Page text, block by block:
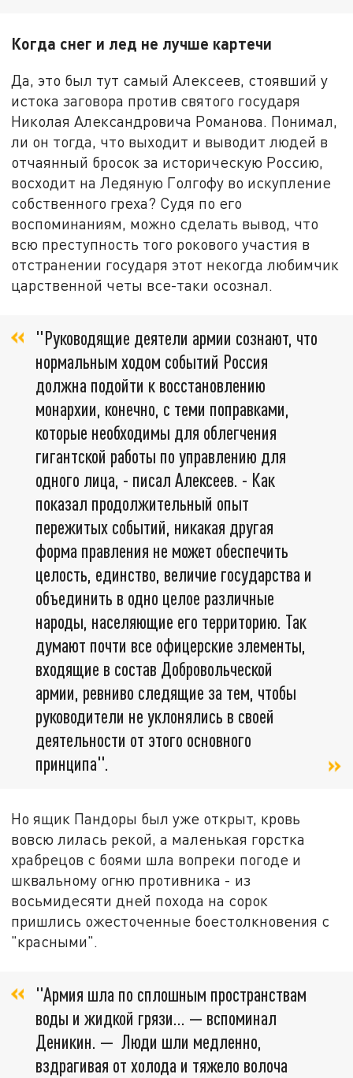
Когда снег и лед не лучше картечи
Да, это был тут самый Алексеев, стоявший у
истока заговора против святого государя
Николая Александровича Романова. Понимал,
ли он тогда, что выходит и выводит людей в
отчаянный бросок за историческую Россию,
восходит на Ледяную Голгофу во искупление
собственного греха? Судя по его
воспоминаниям, можно сделать вывод, что
всю преступность того рокового участия в
отстранении государя этот некогда любимчик
царственной четы все-таки осознал.
"Руководящие деятели армии сознают, что
нормальным ходом событий Россия
должна подойти к восстановлению
монархии, конечно, с теми поправками,
которые необходимы для облегчения
гигантской работы по управлению для
одного лица, - писал Алексеев. - Как
показал продолжительный опыт
пережитых событий, никакая другая
форма правления не может обеспечить
целость, единство, величие государства и
объединить в одно целое различные
народы, населяющие его территорию. Так
думают почти все офицерские элементы,
входящие в состав Добровольческой
армии, ревниво следящие за тем, чтобы
руководители не уклонялись в своей
деятельности от этого основного
принципа".
Но ящик Пандоры был уже открыт, кровь
вовсю лилась рекой, а маленькая горстка
храбрецов с боями шла вопреки погоде и
шквальному огню противника - из
восьмидесяти дней похода на сорок
пришлись ожесточенные боестолкновения с
"красными".
"Армия шла по сплошным пространствам
воды и жидкой грязи... — вспоминал
Деникин. — Люди шли медленно,
вздрагивая от холода и тяжело волоча